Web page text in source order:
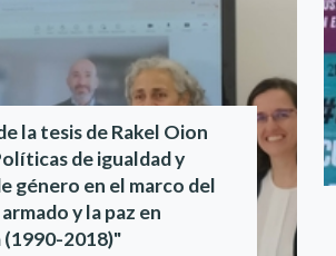
la tesis de Rakel Oion
de igualdad y
género en el marco del
y la paz en
(1990-2018)"